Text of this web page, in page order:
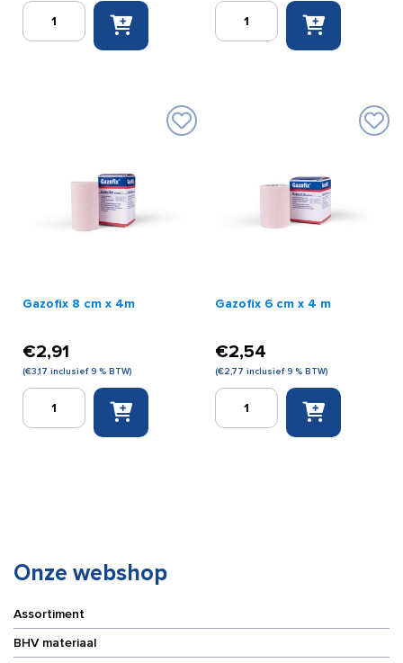
Gazofix
Sam
Gazofix 8 cm x 4m
€2,91
(€3,17 inclusief 9 % BTW)
Gazofix
Gazofix 6 cm x 4 m
€2,54
(€2,77 inclusief 9 % BTW)
Gazofix
Onze webshop
Assortiment
BHV materiaal